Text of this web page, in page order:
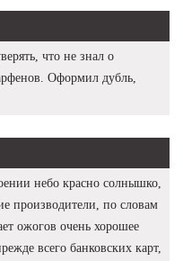
что не знал о
Оформил дубль,
небо красно солнышко,
производители, по словам
ожогов очень хорошее
всего банковских карт,